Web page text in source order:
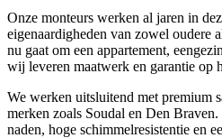
Onze monteurs werken al jaren in
eigenaardigheden van zowel oudere
nu gaat om een appartement,
wij leveren maatwerk en garantie op
We werken uitsluitend met premium
merken zoals Soudal en Den
naden, hoge schimmelresistentie en